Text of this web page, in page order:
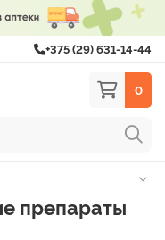
+375 (29) 631-14-44
0
препараты